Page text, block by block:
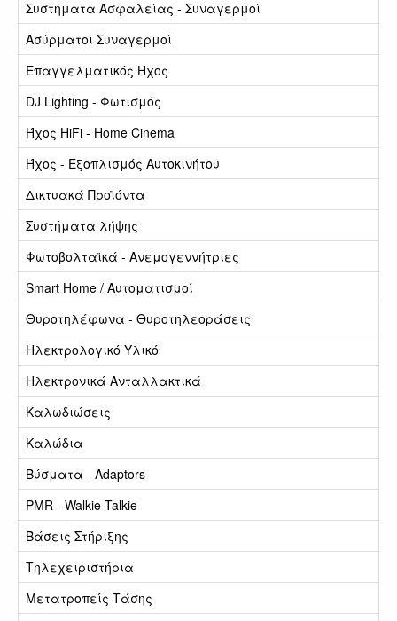
Συστήματα Ασφαλείας - Συναγερμοί
Ασύρματοι Συναγερμοί
Επαγγελματικός Ήχος
DJ Lighting - Φωτισμός
Ήχος HiFi - Home Cinema
Ήχος - Εξοπλισμός Αυτοκινήτου
Δικτυακά Προϊόντα
Συστήματα λήψης
Φωτοβολταϊκά - Ανεμογεννήτριες
Smart Home / Αυτοματισμοί
Θυροτηλέφωνα - Θυροτηλεοράσεις
Ηλεκτρολογικό Υλικό
Ηλεκτρονικά Ανταλλακτικά
Καλωδιώσεις
Καλώδια
Βύσματα - Adaptors
PMR - Walkie Talkie
Βάσεις Στήριξης
Τηλεχειριστήρια
Μετατροπείς Τάσης